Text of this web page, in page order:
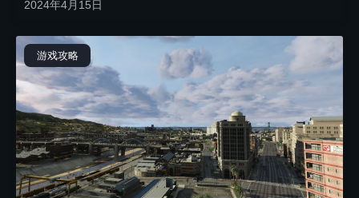
2024年4月15日
游戏攻略